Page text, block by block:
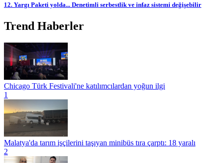
12. Yargı Paketi yolda... Denetimli serbestlik ve infaz sistemi değişebilir
Trend Haberler
Chicago Türk Festivali'ne katılımcılardan yoğun ilgi
1
Malatya'da tarım işçilerini taşıyan minibüs tıra çarptı: 18 yaralı
2